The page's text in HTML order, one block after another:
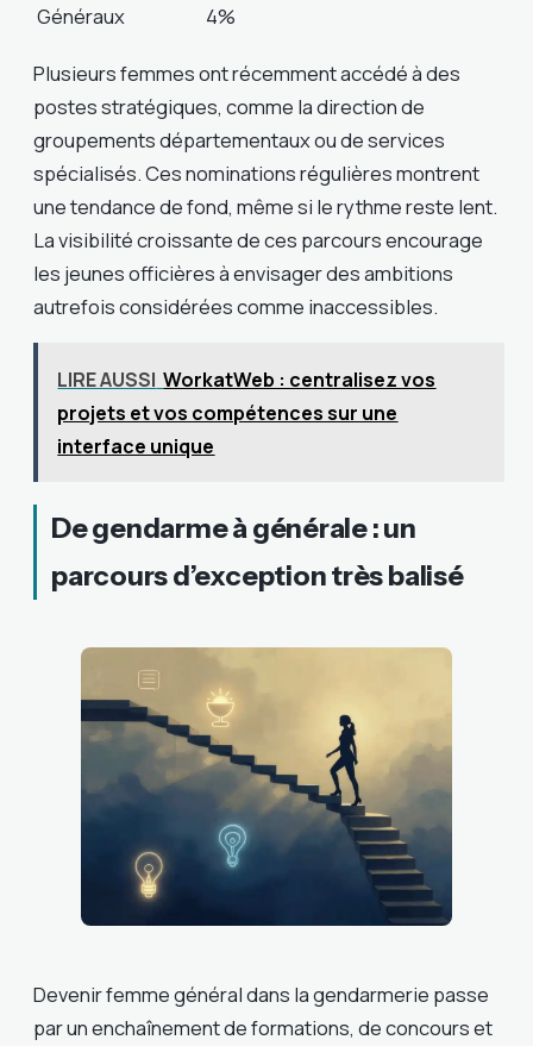
Généraux
4%
Plusieurs femmes ont récemment accédé à des
postes stratégiques, comme la direction de
groupements départementaux ou de services
spécialisés. Ces nominations régulières montrent
une tendance de fond, même si le rythme reste lent.
La visibilité croissante de ces parcours encourage
les jeunes officières à envisager des ambitions
autrefois considérées comme inaccessibles.
LIRE AUSSI WorkatWeb : centralisez vos
projets et vos compétences sur une
interface unique
De gendarme à générale : un
parcours d’exception très balisé
Devenir femme général dans la gendarmerie passe
par un enchaînement de formations, de concours et